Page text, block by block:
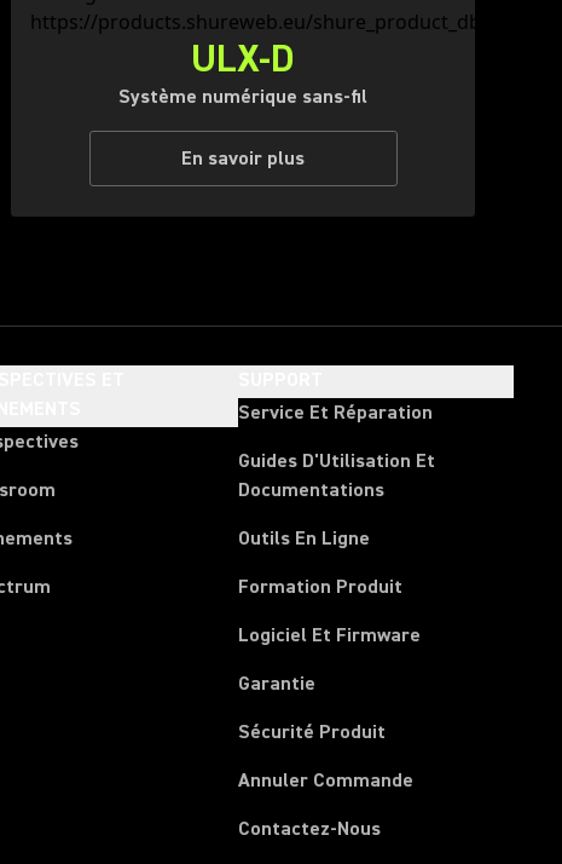
ULX-D
Système numérique sans-fil
En savoir plus
Service Et Réparation
Guides D'Utilisation Et
Documentations
Outils En Ligne
Formation Produit
Logiciel Et Firmware
Garantie
Sécurité Produit
Annuler Commande
Contactez-Nous